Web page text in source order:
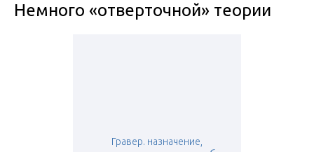
Немного «отверточной» теории
Гравер. назначение,